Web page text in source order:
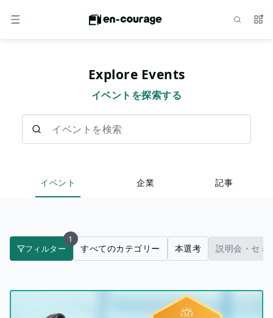
メニュー サ
Explore Events
イベントを探索する
イベント 企業 記事
フィルター
1
すべてのカテゴリー 本選考 説明会・セミ